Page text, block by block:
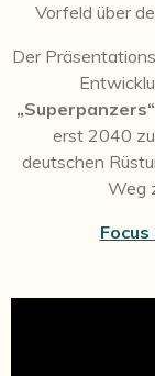
Vorfeld über
Der
erst 2040
deutschen
Weg